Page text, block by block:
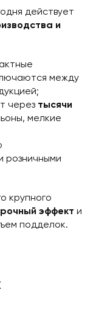
действует
и
между
через тысячи
мелкие
розничными
крупного
эффект и
подделок.